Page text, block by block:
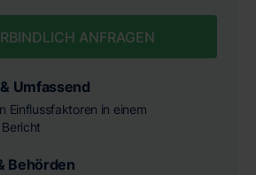
ANFRAGEN
Umfassend
Einflussfaktoren in einem
Behörden